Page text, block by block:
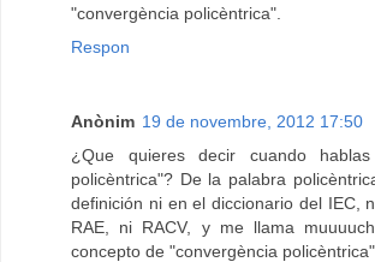
"convergència policèntrica".
Respon
Anònim 19 de novembre, 2012 17:50
¿Que quieres decir cuando
policèntrica"? De la palabra
definición ni en el diccionario del IEC,
RAE, ni RACV, y me llama
concepto de "convergència policèntrica".